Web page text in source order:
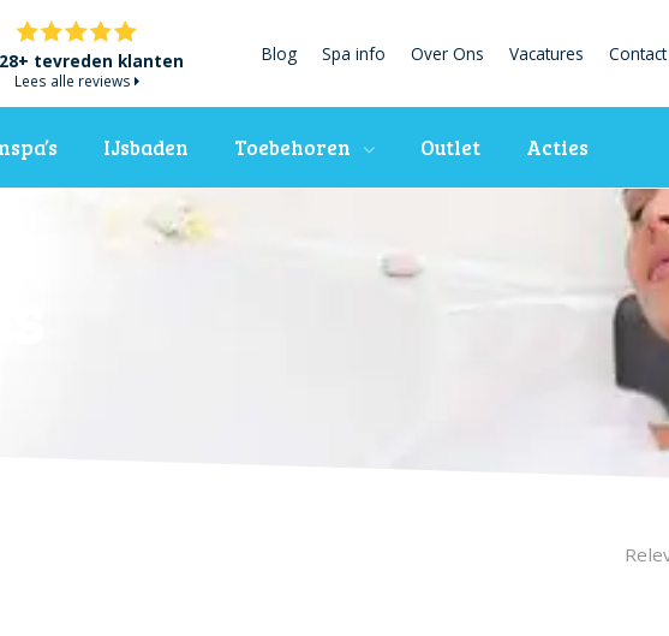
tevreden klanten
Lees alle reviews
Blog Spa info Over Ons Vacatures Contact
IJsbaden Toebehoren Outlet Acties